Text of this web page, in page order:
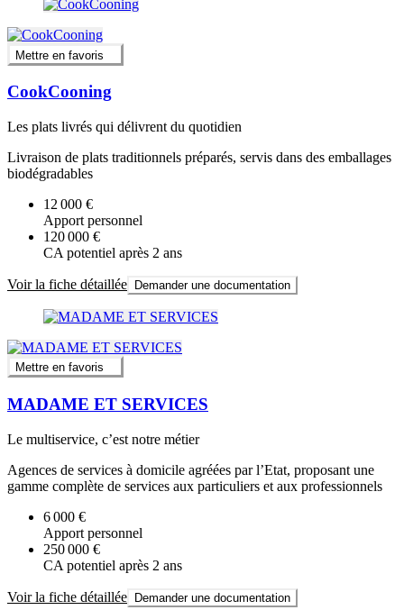
Mettre en favoris
CookCooning
Les plats livrés qui délivrent du quotidien
Livraison de plats traditionnels préparés, servis dans des emballages
biodégradables
12 000 €
Apport personnel
120 000 €
CA potentiel après 2 ans
Voir la fiche détaillée Demander une documentation
Mettre en favoris
MADAME ET SERVICES
Le multiservice, c’est notre métier
Agences de services à domicile agréées par l’Etat, proposant une
gamme complète de services aux particuliers et aux professionnels
6 000 €
Apport personnel
250 000 €
CA potentiel après 2 ans
Voir la fiche détaillée Demander une documentation